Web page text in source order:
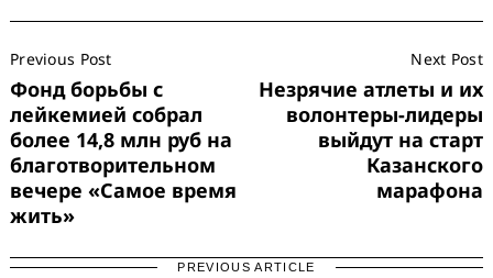
Navigation
Previous Post
Фонд борьбы с
лейкемией собрал
более 14,8 млн руб на
благотворительном
вечере «Самое время
жить»
Next Post
Незрячие атлеты и их
волонтеры-лидеры
выйдут на старт
Казанского
марафона
PREVIOUS ARTICLE